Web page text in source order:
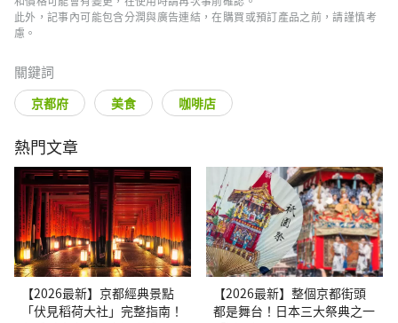
此外，記事內可能包含分潤與廣告連結，在購買或預訂產品之前，請謹慎考
慮。
關鍵詞
京都府 美食 咖啡店
熱門文章
【2026最新】京都經典景點
「伏見稻荷大社」完整指南！
【2026最新】整個京都街頭
都是舞台！日本三大祭典之一